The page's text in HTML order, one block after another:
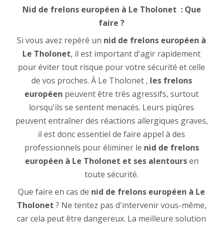
Nid de frelons européen à Le Tholonet : Que
faire ?
Si vous avez repéré un nid de frelons européen à
Le Tholonet, il est important d'agir rapidement
pour éviter tout risque pour votre sécurité et celle
de vos proches. À Le Tholonet , les frelons
européen peuvent être très agressifs, surtout
lorsqu'ils se sentent menacés. Leurs piqûres
peuvent entraîner des réactions allergiques graves,
il est donc essentiel de faire appel à des
professionnels pour éliminer le nid de frelons
européen à Le Tholonet et ses alentoursen
toute sécurité.
Que faire en cas de nid de frelons européen à Le
Tholonet ? Ne tentez pas d'intervenir vous-même,
car cela peut être dangereux. La meilleure solution